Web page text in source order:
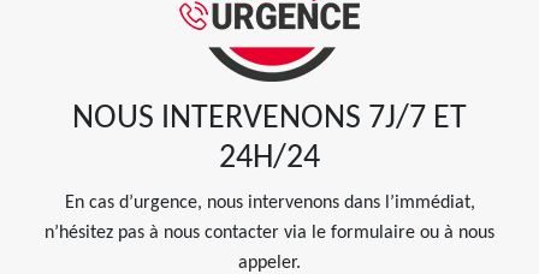
NOUS INTERVENONS 7J/7 ET
24H/24
En cas d’urgence, nous intervenons dans l’immédiat,
n’hésitez pas à nous contacter via le formulaire ou à nous
appeler.